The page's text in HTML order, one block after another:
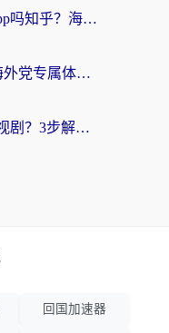
在国外可以看国内的视频app吗知乎？海外党亲测有效的追剧加速方案
在国外怎么看球赛不卡？海外党专属体育直播自由指南
在国外用什么app看国内电视剧？3步解决版权限制+卡顿难题
回国加速器